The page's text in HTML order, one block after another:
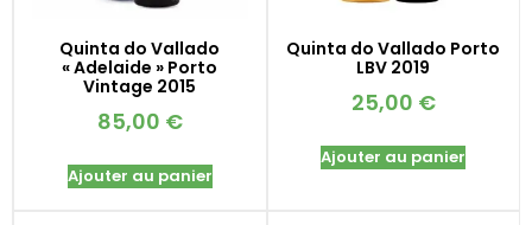
Quinta do Vallado
« Adelaide » Porto
Vintage 2015
85,00 €
Ajouter au panier
Quinta do Vallado Porto
LBV 2019
25,00 €
Ajouter au panier